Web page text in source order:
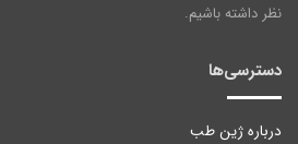
نظر داشته باشیم.
دسترسی‌ها
درباره ژین طب